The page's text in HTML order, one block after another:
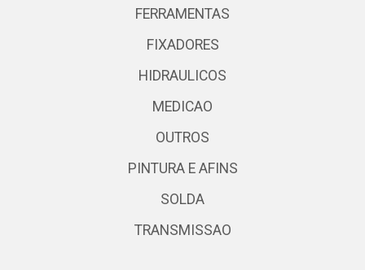
FERRAMENTAS
FIXADORES
HIDRAULICOS
MEDICAO
OUTROS
PINTURA E AFINS
SOLDA
TRANSMISSAO